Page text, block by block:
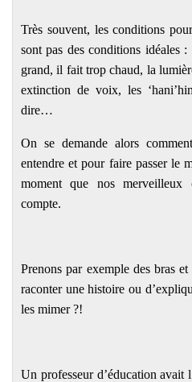
Très souvent, les conditions
sont pas des conditions idéales
grand, il fait trop chaud, la
extinction de voix, les
dire…
On se demande alors
entendre et pour faire passer le
moment que nos
compte.
Prenons par exemple des bras
raconter une histoire ou
les mimer ?!
Un professeur d’éducation